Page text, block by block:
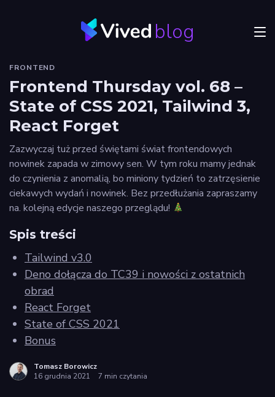
blog
Craftsmanship
Frontend
Autorzy
Odkryj
Vived
Privacy
policy
FRONTEND
Frontend Thursday vol. 68 –
State of CSS 2021, Tailwind 3,
React Forget
Zazwyczaj tuż przed świętami świat frontendowych
nowinek zapada w zimowy sen. W tym roku mamy jednak
do czynienia z anomalią, bo miniony tydzień to zatrzęsienie
ciekawych wydań i nowinek. Bez przedłużania zapraszamy
na. kolejną edycje naszego przeglądu!
Spis treści
Tailwind v3.0
Deno dołącza do TC39 i nowości z ostatnich
obrad
React Forget
State of CSS 2021
Bonus
Tomasz Borowicz
16 grudnia 2021
7 min czytania